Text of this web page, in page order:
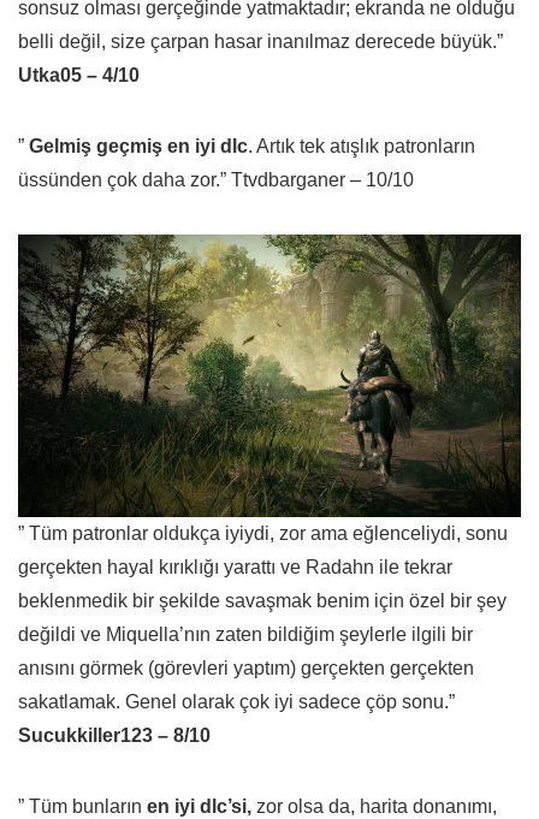
sonsuz olması gerçeğinde yatmaktadır; ekranda ne olduğu
belli değil, size çarpan hasar inanılmaz derecede büyük.”
Utka05 – 4/10
” Gelmiş geçmiş en iyi dlc. Artık tek atışlık patronların
üssünden çok daha zor.” Ttvdbarganer – 10/10
” Tüm patronlar oldukça iyiydi, zor ama eğlenceliydi, sonu
gerçekten hayal kırıklığı yarattı ve Radahn ile tekrar
beklenmedik bir şekilde savaşmak benim için özel bir şey
değildi ve Miquella’nın zaten bildiğim şeylerle ilgili bir
anısını görmek (görevleri yaptım) gerçekten gerçekten
sakatlamak. Genel olarak çok iyi sadece çöp sonu.”
Sucukkiller123 – 8/10
” Tüm bunların en iyi dlc’si, zor olsa da, harita donanımı,